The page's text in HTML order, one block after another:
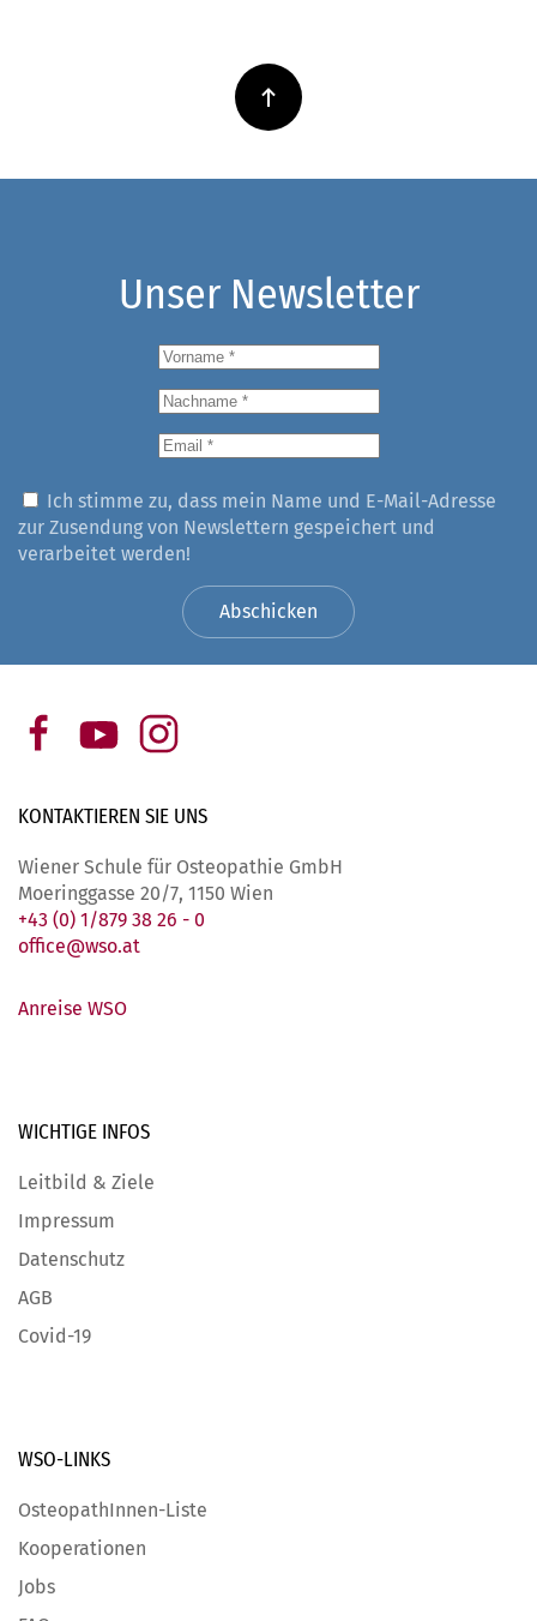
Unser Newsletter
Ich stimme zu, dass mein Name und E-Mail-Adresse
zur Zusendung von Newslettern gespeichert und
verarbeitet werden!
Abschicken
KONTAKTIEREN SIE UNS
Wiener Schule für Osteopathie GmbH
Moeringgasse 20/7, 1150 Wien
+43 (0) 1/879 38 26 - 0
office@wso.at
Anreise WSO
WICHTIGE INFOS
Leitbild & Ziele
Impressum
Datenschutz
AGB
Covid-19
WSO-LINKS
OsteopathInnen-Liste
Kooperationen
Jobs